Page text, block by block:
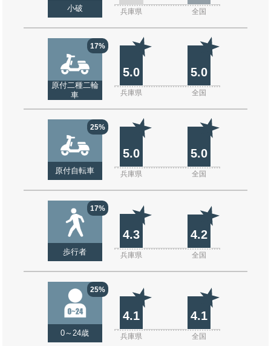
小破 兵庫県 全国
17%
原付二種二輪
車
5.0 5.0
兵庫県 全国
25%
原付自転車
5.0 5.0
兵庫県 全国
17%
歩行者
4.3 4.2
兵庫県 全国
25%
0～24歳
4.1 4.1
兵庫県 全国